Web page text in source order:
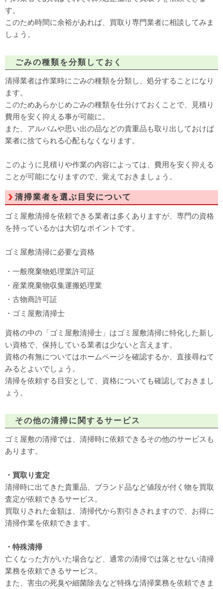
す。
このため時間に余裕があれば、買取り専門業者に相談してみま
しょう。
ごみの種類を分類しておく
清掃業者は作業時にごみの種類を分類し、処分することになり
ます。
このためあらかじめごみの種類を仕分けておくことで、見積り
費用を安く抑える事が可能に。
また、アルバムや思い出の品などの貴重品も取り出しておけば
業者に捨てられる心配もなくなります。
このように見積りや作業の内容によっては、費用を安く抑える
ことが可能になりますので、覚えておきましょう。
清掃業者を選ぶ目安について
ゴミ屋敷清掃を依頼できる業者は多くありますが、専門の資格
を持っているかは大切なポイントです。
ゴミ屋敷清掃に必要な資格
・一般廃棄物処理業許可証
・産業廃棄物収集運搬処理業
・古物商許可証
・ゴミ屋敷清掃士
資格の中の「ゴミ屋敷清掃士」はゴミ屋敷清掃に特化した新し
い資格で、保持している業者は少ないと言えます。
資格の有無についてはホームページを確認するか、直接尋ねて
みるとよいでしょう。
清掃を依頼する目安として、資格についても確認しておきまし
ょう。
その他の清掃に関するサービス
ゴミ屋敷の清掃では、清掃時に依頼できるその他のサービスも
あります。
・買取り査定
清掃時に出てきた貴重品、ブランド品など値段が付く物を買取
査定が依頼できるサービス。
買取りされた金額は、清掃代から割引きされますので、お得に
清掃作業を依頼できます。
・特殊清掃
亡くなった方がいた場合など、通常の清掃では落とせない清掃
業務を依頼できるサービス。
また、害虫の死臭や細菌除去など特殊な清掃業務を依頼できま